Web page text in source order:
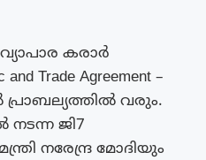
കരാർ
and Trade Agreement –
വരും.
ജി7
നരേന്ദ്ര മോദിയും